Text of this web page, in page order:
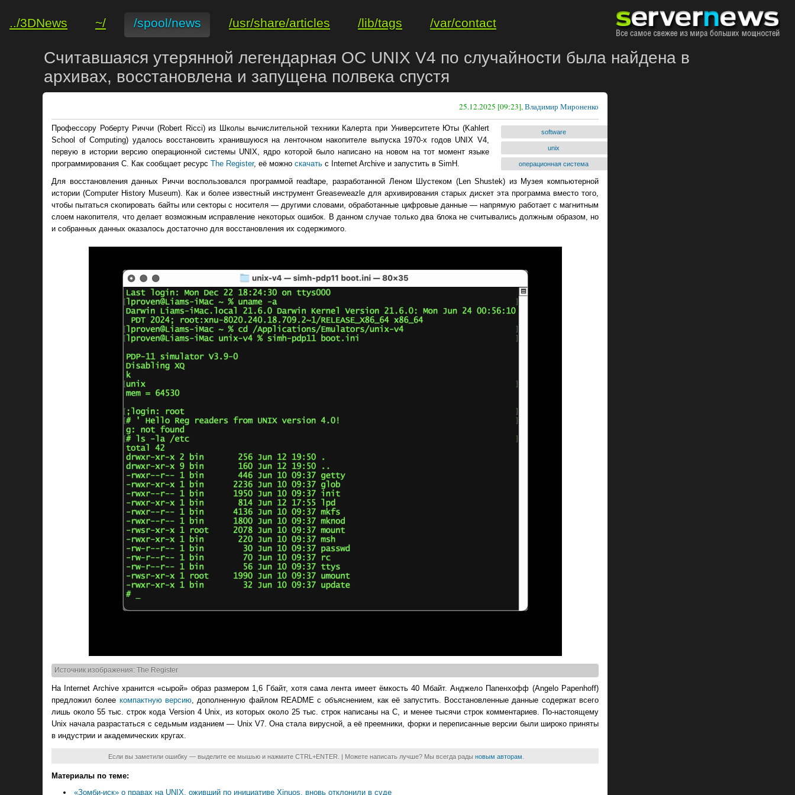
../3DNews ~/ /spool/news /usr/share/articles /lib/tags /var/contact
Считавшаяся утерянной легендарная ОС UNIX V4 по случайности была найдена в
архивах, восстановлена и запущена полвека спустя
25.12.2025 [09:23],Владимир Мироненко
software
unix
операционная система
Профессору Роберту Риччи (Robert Ricci) из Школы вычислительной техники Калерта при Университете Юты (Kahlert
School of Computing) удалось восстановить хранившуюся на ленточном накопителе выпуска 1970-х годов UNIX V4,
первую в истории версию операционной системы UNIX, ядро которой было написано на новом на тот момент языке
программирования C. Как сообщает ресурс The Register, её можно скачать с Internet Archive и запустить в SimH.
Для восстановления данных Риччи воспользовался программой readtape, разработанной Леном Шустеком (Len Shustek) из Музея компьютерной
истории (Computer History Museum). Как и более известный инструмент Greaseweazle для архивирования старых дискет эта программа вместо того,
чтобы пытаться скопировать байты или секторы с носителя — другими словами, обработанные цифровые данные — напрямую работает с магнитным
слоем накопителя, что делает возможным исправление некоторых ошибок. В данном случае только два блока не считывались должным образом, но
и собранных данных оказалось достаточно для восстановления их содержимого.
Источник изображения: The Register
На Internet Archive хранится «сырой» образ размером 1,6 Гбайт, хотя сама лента имеет ёмкость 40 Мбайт. Анджело Папенхофф (Angelo Papenhoff)
предложил более компактную версию , дополненную файлом README с объяснением, как её запустить. Восстановленные данные содержат всего
лишь около 55 тыс. строк кода Version 4 Unix, из которых около 25 тыс. строк написаны на C, и менее тысячи строк комментариев. По-настоящему
Unix начала разрастаться с седьмым изданием — Unix V7. Она стала вирусной, а её преемники, форки и переписанные версии были широко приняты
в индустрии и академических кругах.
Если вы заметили ошибку — выделите ее мышью и нажмите CTRL+ENTER. | Можете написать лучше? Мы всегда рады новым авторам
Материалы по теме:
«Зомби-иск» о правах на UNIX, оживший по инициативе Xinuos, вновь отклонили в суде